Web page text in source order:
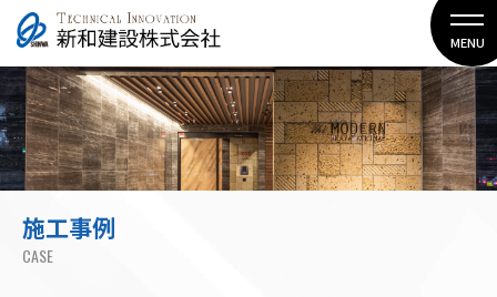
MENU
施工事例
CASE